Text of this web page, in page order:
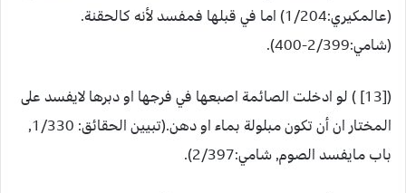
(عالمكيري:1/204) اما في قبلها فمفسد لأنه كالحقنة.
(شامي:2/399-400).
([13] ) لو ادخلت الصائمة اصبعها في فرجها او دبرها لايفسد على
المختار ان أن تكون مبلولة بماء او دهن.(تبيين الحقائق: 1/330,
باب مايفسد الصوم, شامي:2/397).